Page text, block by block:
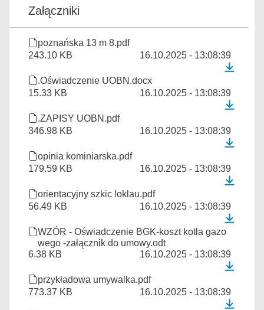
Załączniki
poznańska 13 m 8.pdf
243.10 KB
16.10.2025 - 13:08:39
.Oświadczenie UOBN.docx
15.33 KB
16.10.2025 - 13:08:39
.ZAPISY UOBN.pdf
346.98 KB
16.10.2025 - 13:08:39
opinia kominiarska.pdf
179.59 KB
16.10.2025 - 13:08:39
orientacyjny szkic loklau.pdf
56.49 KB
16.10.2025 - 13:08:39
WZÓR - Oświadczenie BGK-koszt kotła gazo
wego -załącznik do umowy.odt
6.38 KB
16.10.2025 - 13:08:39
przykładowa umywalka.pdf
773.37 KB
16.10.2025 - 13:08:39